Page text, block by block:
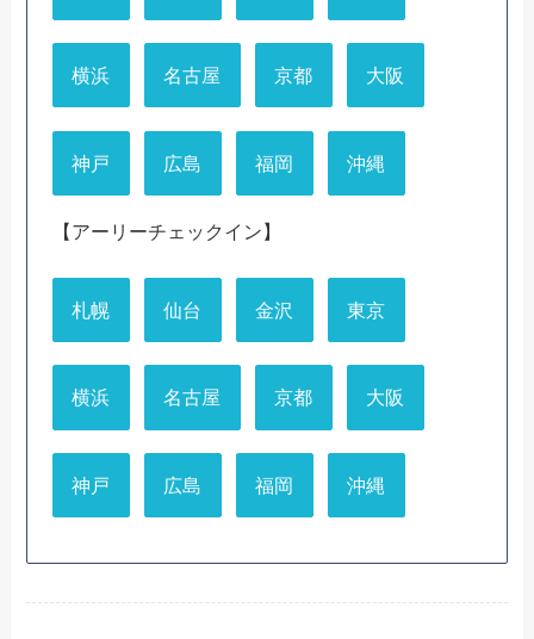
横浜 名古屋 京都 大阪
神戸 広島 福岡 沖縄
【アーリーチェックイン】
札幌 仙台 金沢 東京
横浜 名古屋 京都 大阪
神戸 広島 福岡 沖縄